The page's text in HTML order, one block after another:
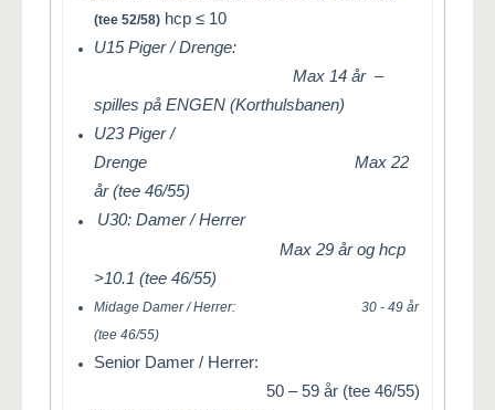
(tee 52/58) hcp ≤ 10
U15 Piger / Drenge:
Max 14 år –
spilles på ENGEN (Korthulsbanen)
U23 Piger /
Drenge Max 22
år (tee 46/55)
U30: Damer / Herrer
Max 29 år og hcp
>10.1 (tee 46/55)
Midage Damer / Herrer:
30 - 49 år
(tee 46/55)
Senior Damer / Herrer:
50 – 59 år (tee 46/55)